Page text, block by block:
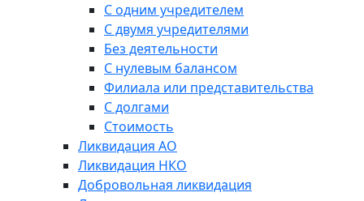
С одним учредителем
С двумя учредителями
Без деятельности
С нулевым балансом
Филиала или представительства
С долгами
Стоимость
Ликвидация АО
Ликвидация НКО
Добровольная ликвидация